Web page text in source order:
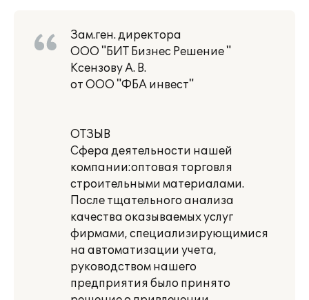
Зам.ген. директора
ООО "БИТ Бизнес Решение "
Ксензову А. В.
от ООО "ФБА инвест"
ОТЗЫВ
Сфера деятельности нашей
компании:оптовая торговля
строительными материалами.
После тщательного анализа
качества оказываемых услуг
фирмами, специализирующимися
на автоматизации учета,
руководством нашего
предприятия было принято